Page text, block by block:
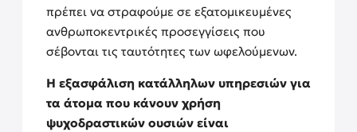
πρέπει να στραφούμε σε εξατομικευμένες
ανθρωποκεντρικές προσεγγίσεις που
σέβονται τις ταυτότητες των ωφελούμενων.
Η εξασφάλιση κατάλληλων υπηρεσιών για
τα άτομα που κάνουν χρήση
ψυχοδραστικών ουσιών είναι